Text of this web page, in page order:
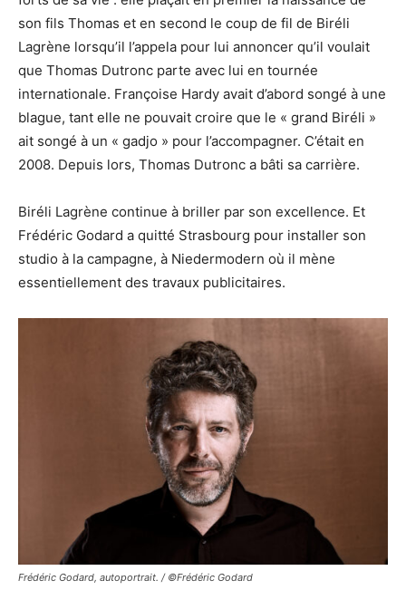
son fils Thomas et en second le coup de fil de Biréli
Lagrène lorsqu’il l’appela pour lui annoncer qu’il voulait
que Thomas Dutronc parte avec lui en tournée
internationale. Françoise Hardy avait d’abord songé à une
blague, tant elle ne pouvait croire que le « grand Biréli »
ait songé à un « gadjo » pour l’accompagner. C’était en
2008. Depuis lors, Thomas Dutronc a bâti sa carrière.
Biréli Lagrène continue à briller par son excellence. Et
Frédéric Godard a quitté Strasbourg pour installer son
studio à la campagne, à Niedermodern où il mène
essentiellement des travaux publicitaires.
Frédéric Godard, autoportrait. / ©Frédéric Godard